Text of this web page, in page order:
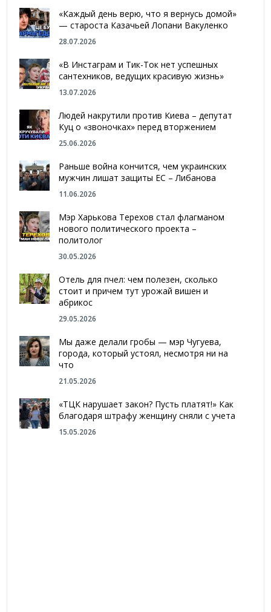
«Каждый день верю, что я вернусь домой»
— староста Казачьей Лопани Вакуленко
28.07.2026
«В Инстаграм и Тик-Ток нет успешных
сантехников, ведущих красивую жизнь»
13.07.2026
Людей накрутили против Киева – депутат
Куц о «звоночках» перед вторжением
25.06.2026
Раньше война кончится, чем украинских
мужчин лишат защиты ЕС – Либанова
11.06.2026
Мэр Харькова Терехов стал флагманом
нового политического проекта –
политолог
30.05.2026
Отель для пчел: чем полезен, сколько
стоит и причем тут урожай вишен и
абрикос
29.05.2026
Мы даже делали гробы — мэр Чугуева,
города, который устоял, несмотря ни на
что
21.05.2026
«ТЦК нарушает закон? Пусть платят!» Как
благодаря штрафу женщину сняли с учета
15.05.2026